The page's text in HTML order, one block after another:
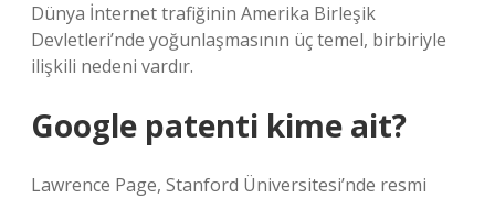
Dünya İnternet trafiğinin Amerika Birleşik
Devletleri’nde yoğunlaşmasının üç temel, birbiriyle
ilişkili nedeni vardır.
Google patenti kime ait?
Lawrence Page, Stanford Üniversitesi’nde resmi